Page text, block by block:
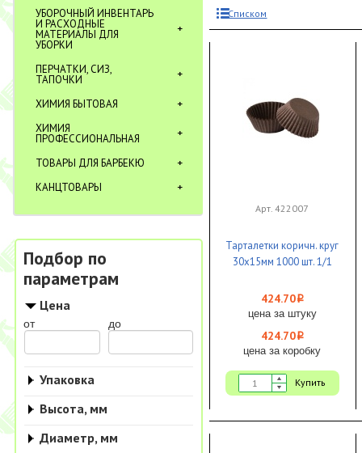
УБОРОЧНЫЙ ИНВЕНТАРЬ
И РАСХОДНЫЕ
МАТЕРИАЛЫ ДЛЯ
УБОРКИ
ПЕРЧАТКИ, СИЗ,
ТАПОЧКИ
ХИМИЯ БЫТОВАЯ
ХИМИЯ
ПРОФЕССИОНАЛЬНАЯ
ТОВАРЫ ДЛЯ БАРБЕКЮ
КАНЦТОВАРЫ
Подбор по
параметрам
Цена
от до
Упаковка
Высота, мм
Диаметр, мм
Списком
Арт. 422007
Тарталетки коричн. круг
30х15мм 1000 шт. 1/1
424.70i
цена за штуку
424.70i
цена за коробку
Купить